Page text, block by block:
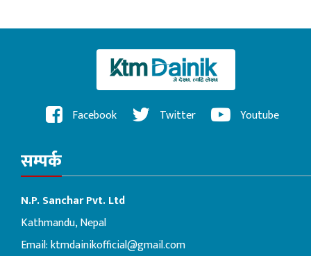
Facebook Twitter Youtube
सम्पर्क
N.P. Sanchar Pvt. Ltd
Kathmandu, Nepal
Email:ktmdainikofficial@gmail.com